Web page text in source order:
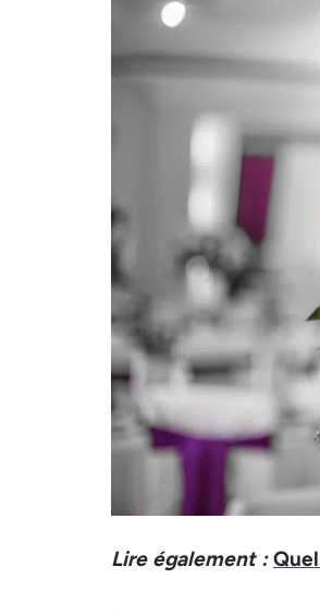
Lire également :